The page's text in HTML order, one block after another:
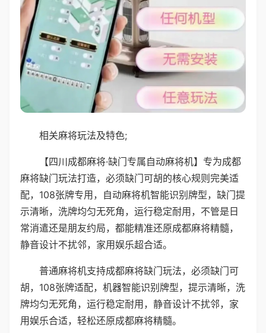
相关麻将玩法及特色;
【四川成都麻将·缺门专属自动麻将机】专为成都
麻将缺门玩法打造，必须缺门可胡的核心规则完美适
配，108张牌专用，自动麻将机智能识别牌型，缺门提
示清晰，洗牌均匀无死角，运行稳定耐用，不管是日
常消遣还是朋友约局，都能精准还原成都麻将精髓，
静音设计不扰邻，家用娱乐超合适。
普通麻将机支持成都麻将缺门玩法，必须缺门可
胡，108张牌适配，机器智能识别牌型，提示清晰，洗
牌均匀无死角，运行稳定耐用，静音设计不扰邻，家
用娱乐合适，轻松还原成都麻将精髓。